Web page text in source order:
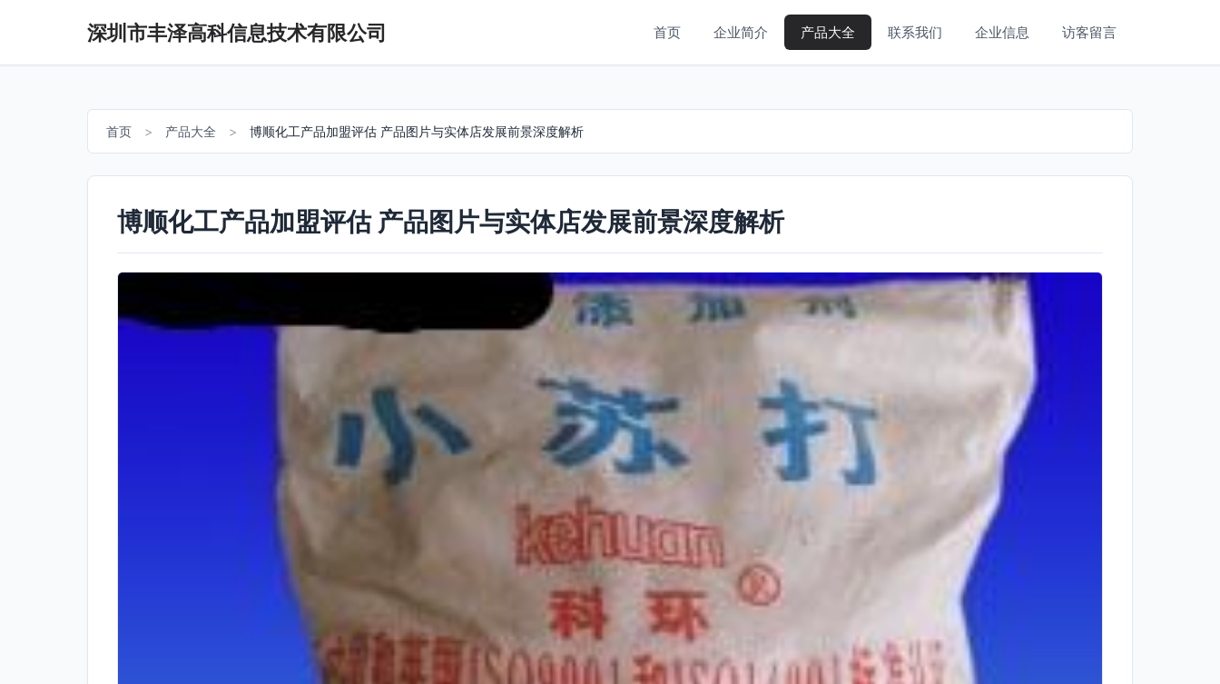
深圳市丰泽高科信息技术有限公司 首页 企业简介 产品大全 联系我们 企业信息 访客留言
首页 > 产品大全 > 博顺化工产品加盟评估 产品图片与实体店发展前景深度解析
博顺化工产品加盟评估 产品图片与实体店发展前景深度解析